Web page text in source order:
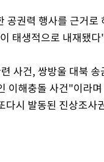
공권력 행사를 근거
태생적으로 내재됐
사건, 쌍방울 대북
이해충돌 사건"이라
다시 발동된 진상조